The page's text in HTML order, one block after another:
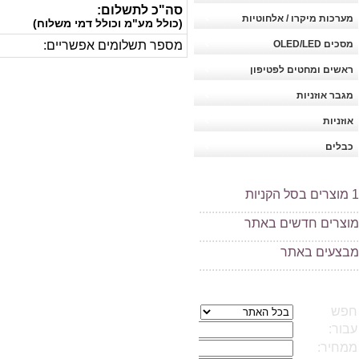
מערכות מיקרו / אלחוטיות
מסכים OLED/LED
ראשים ומחטים לפטיפון
מגבר אוזניות
אוזניות
כבלים
1 מוצרים בסל הקניות
..................................................
מוצרים חדשים באתר
..................................................
מבצעים באתר
..................................................
סה"כ לתשלום:
(כולל מע"מ וכולל דמי משלוח)
מספר תשלומים אפשריים: